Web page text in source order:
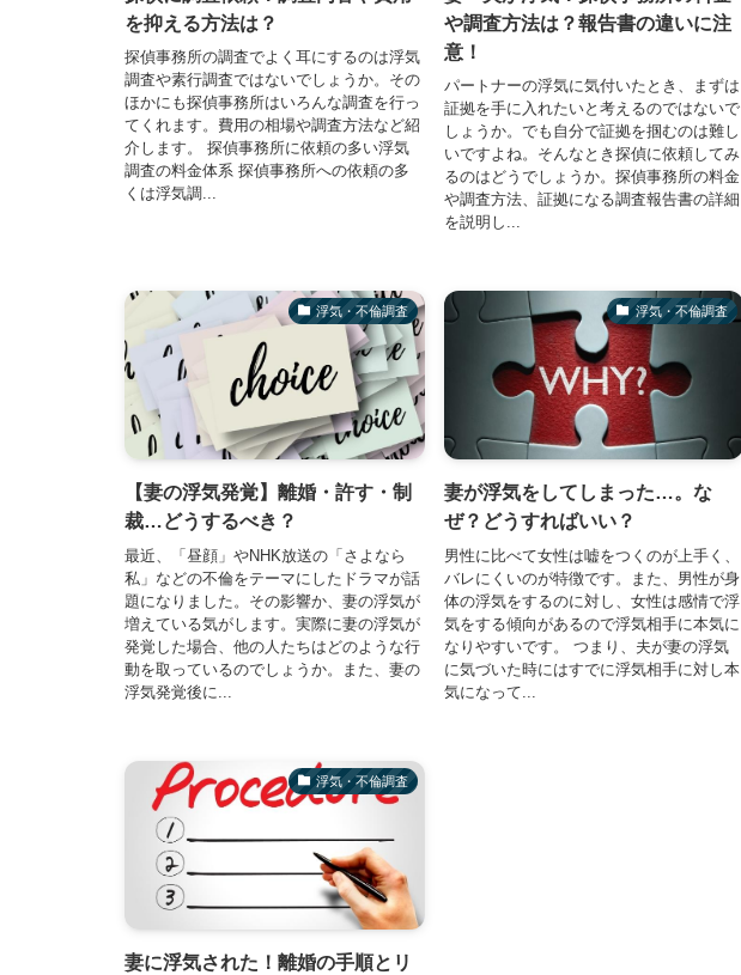
を抑える方法は？
探偵事務所の調査でよく耳にするのは浮気
調査や素行調査ではないでしょうか。その
ほかにも探偵事務所はいろんな調査を行っ
てくれます。費用の相場や調査方法など紹
介します。 探偵事務所に依頼の多い浮気
調査の料金体系 探偵事務所への依頼の多
くは浮気調...
や調査方法は？報告書の違いに注
意！
パートナーの浮気に気付いたとき、まずは
証拠を手に入れたいと考えるのではないで
しょうか。でも自分で証拠を掴むのは難し
いですよね。そんなとき探偵に依頼してみ
るのはどうでしょうか。探偵事務所の料金
や調査方法、証拠になる調査報告書の詳細
を説明し...
浮気・不倫調査
【妻の浮気発覚】離婚・許す・制
裁…どうするべき？
最近、「昼顔」やNHK放送の「さよなら
私」などの不倫をテーマにしたドラマが話
題になりました。その影響か、妻の浮気が
増えている気がします。実際に妻の浮気が
発覚した場合、他の人たちはどのような行
動を取っているのでしょうか。また、妻の
浮気発覚後に...
浮気・不倫調査
妻が浮気をしてしまった…。な
ぜ？どうすればいい？
男性に比べて女性は嘘をつくのが上手く、
バレにくいのが特徴です。また、男性が身
体の浮気をするのに対し、女性は感情で浮
気をする傾向があるので浮気相手に本気に
なりやすいです。 つまり、夫が妻の浮気
に気づいた時にはすでに浮気相手に対し本
気になって...
浮気・不倫調査
妻に浮気された！離婚の手順とリ